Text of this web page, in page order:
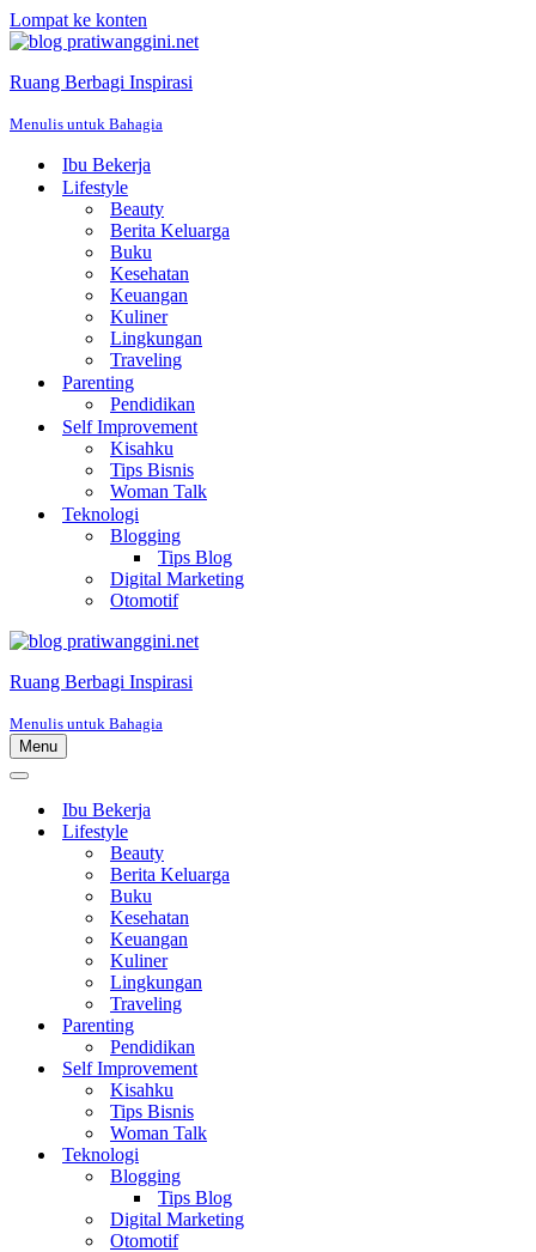
Lompat ke konten
Ruang Berbagi Inspirasi
Menulis untuk Bahagia
Ibu Bekerja
Lifestyle
Beauty
Berita Keluarga
Buku
Kesehatan
Keuangan
Kuliner
Lingkungan
Traveling
Parenting
Pendidikan
Self Improvement
Kisahku
Tips Bisnis
Woman Talk
Teknologi
Blogging
Tips Blog
Digital Marketing
Otomotif
Ruang Berbagi Inspirasi
Menulis untuk Bahagia
Menu
Menu
Menu
NavigasiIbu Bekerja
Lifestyle
Beauty
Berita Keluarga
Buku
Kesehatan
Keuangan
Kuliner
Lingkungan
Traveling
Parenting
Pendidikan
Self Improvement
Kisahku
Tips Bisnis
Woman Talk
Teknologi
Blogging
Tips Blog
Digital Marketing
Otomotif